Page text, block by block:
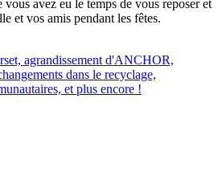
vous avez eu le temps de vous reposer et
et vos amis pendant les fêtes.
agrandissement d'ANCHOR,
dans le recyclage,
et plus encore !